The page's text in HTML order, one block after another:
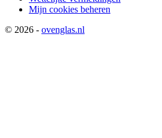
Mijn cookies beheren
© 2026 - ovenglas.nl